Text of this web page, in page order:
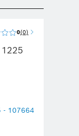
0 0